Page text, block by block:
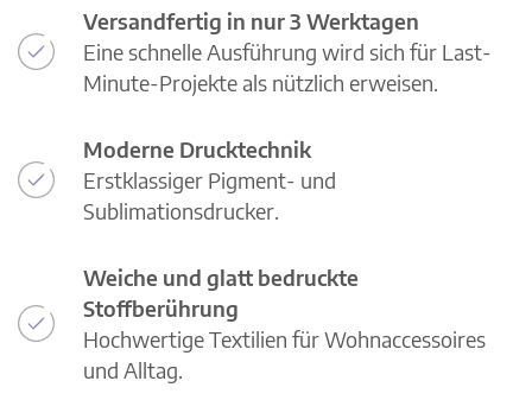
Versandfertig in nur 3 Werktagen
Eine schnelle Ausführung wird sich für Last-
Minute-Projekte als nützlich erweisen.
Moderne Drucktechnik
Erstklassiger Pigment- und
Sublimationsdrucker.
Weiche und glatt bedruckte
Stoffberührung
Hochwertige Textilien für Wohnaccessoires
und Alltag.